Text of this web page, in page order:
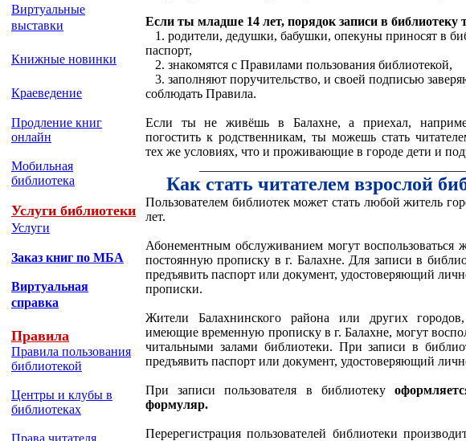
Виртуальные
выставки
Книжные новинки
Краеведение
Продление книг
онлайн
Мобильная
библиотека
Услуги библиотеки
Услуги
Заказ книг по МБА
Виртуальная
справка
Правила
Правила пользования
библиотекой
Центры и клубы в
библиотеках
Права читателя
Если ты младше 14 лет, порядок записи в библиотеку
1. родители, дедушки, бабушки, опекуны приносят в
паспорт,
2. знакомятся с Правилами пользования библиотекой,
3. заполняют поручительство, и своей подписью
соблюдать Правила.
Если ты не живёшь в Балахне, а приехал,
погостить к родственникам, ты можешь стать
тех же условиях, что и проживающие в городе дети и
Как стать читателем взрослой
Пользователем библиотек может стать любой житель
лет.
Абонементным обслуживанием могут
постоянную прописку в г. Балахне. Для записи в
предъявить паспорт или документ, удостоверяющий
прописки.
Жители Балахнинского района или других
имеющие временную прописку в г. Балахне, могут
читальными залами библиотеки. При записи в
предъявить паспорт или документ, удостоверяющий
При записи пользователя в библиотеку
формуляр.
Перерегистрация пользователей библиотеки